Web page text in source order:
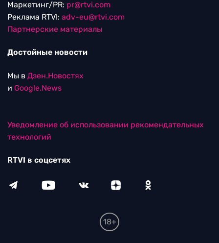
Маркетинг/PR: pr@rtvi.com
Реклама RTVI: adv-eu@rtvi.com
Партнерские материалы
Достойные новости
Мы в Дзен.Новостях
и Google.News
Уведомление об использовании рекомендательных
технологий
RTVI в соцсетях
18+